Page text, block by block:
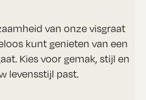
van onze visgraat
kunt genieten van een
Kies voor gemak, stijl en
levensstijl past.